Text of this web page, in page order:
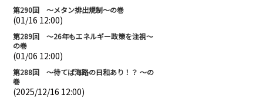
第290回 ～メタン排出規制～の巻
(01/16 12:00)
第289回 ～26年もエネルギー政策を注視～
の巻
(01/06 12:00)
第288回 ～待てば海路の日和あり！？ ～の
巻
(2025/12/16 12:00)